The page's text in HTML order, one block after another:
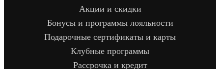
Акции и скидки
Бонусы и программы лояльности
Подарочные сертификаты и карты
Клубные программы
Рассрочка и кредит